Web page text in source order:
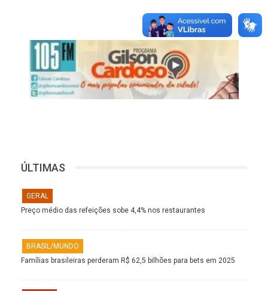
ÚLTIMAS
GERAL
Preço médio das refeições sobe 4,4% nos restaurantes
BRASIL/MUNDO
Famílias brasileiras perderam R$ 62,5 bilhões para bets em 2025